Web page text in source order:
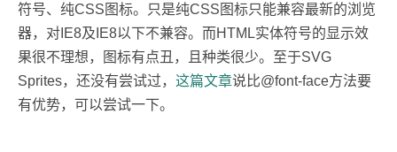
符号、纯CSS图标。只是纯CSS图标只能兼容最新的浏览
器，对IE8及IE8以下不兼容。而HTML实体符号的显示效
果很不理想，图标有点丑，且种类很少。至于SVG
Sprites，还没有尝试过， 这篇文章说比@font-face方法要
有优势，可以尝试一下。